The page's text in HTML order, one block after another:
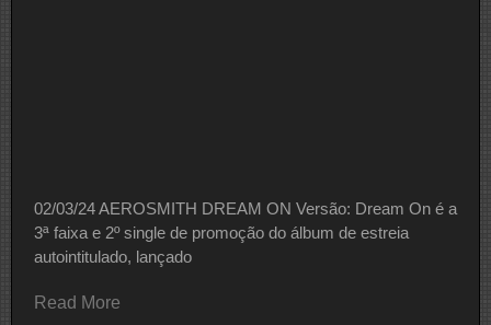
02/03/24 AEROSMITH DREAM ON Versão: Dream On é a
3ª faixa e 2º single de promoção do álbum de estreia
autointitulado, lançado
Read More